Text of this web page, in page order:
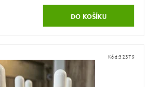
Kód:32379